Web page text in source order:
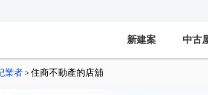
新建案 中古
業者 > 住商不動產的店舖